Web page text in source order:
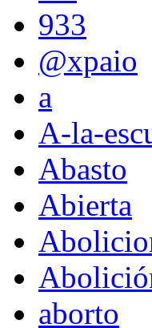
933
@xpaio
a
A-la-
Abasto
Abierta
aborto